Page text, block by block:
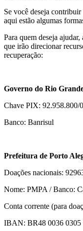
Se você deseja
aqui estão algumas
Para quem deseja ajudar,
que irão direcionar
recuperação:
Governo do Rio
Chave PIX: 92.958.800/
Banco: Banrisul
Prefeitura de Porto
Doações nacionais:
Nome: PMPA / Banco:
Conta corrente (para
IBAN: BR48 0036 0305